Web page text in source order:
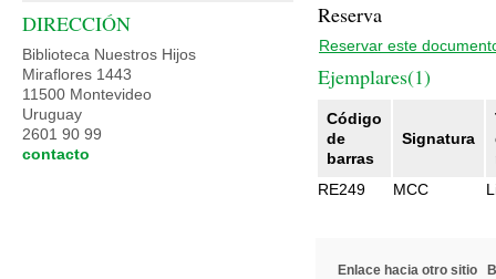
Reserva
Reservar este
Ejemplares(1)
Código
de
barras
Signatura
RE249
MCC
Enlace hacia otro sitio
DIRECCIÓN
Biblioteca Nuestros Hijos
Miraflores 1443
11500 Montevideo
Uruguay
2601 90 99
contacto